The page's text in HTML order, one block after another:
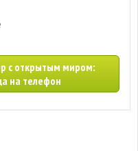
с открытым миром:
на телефон